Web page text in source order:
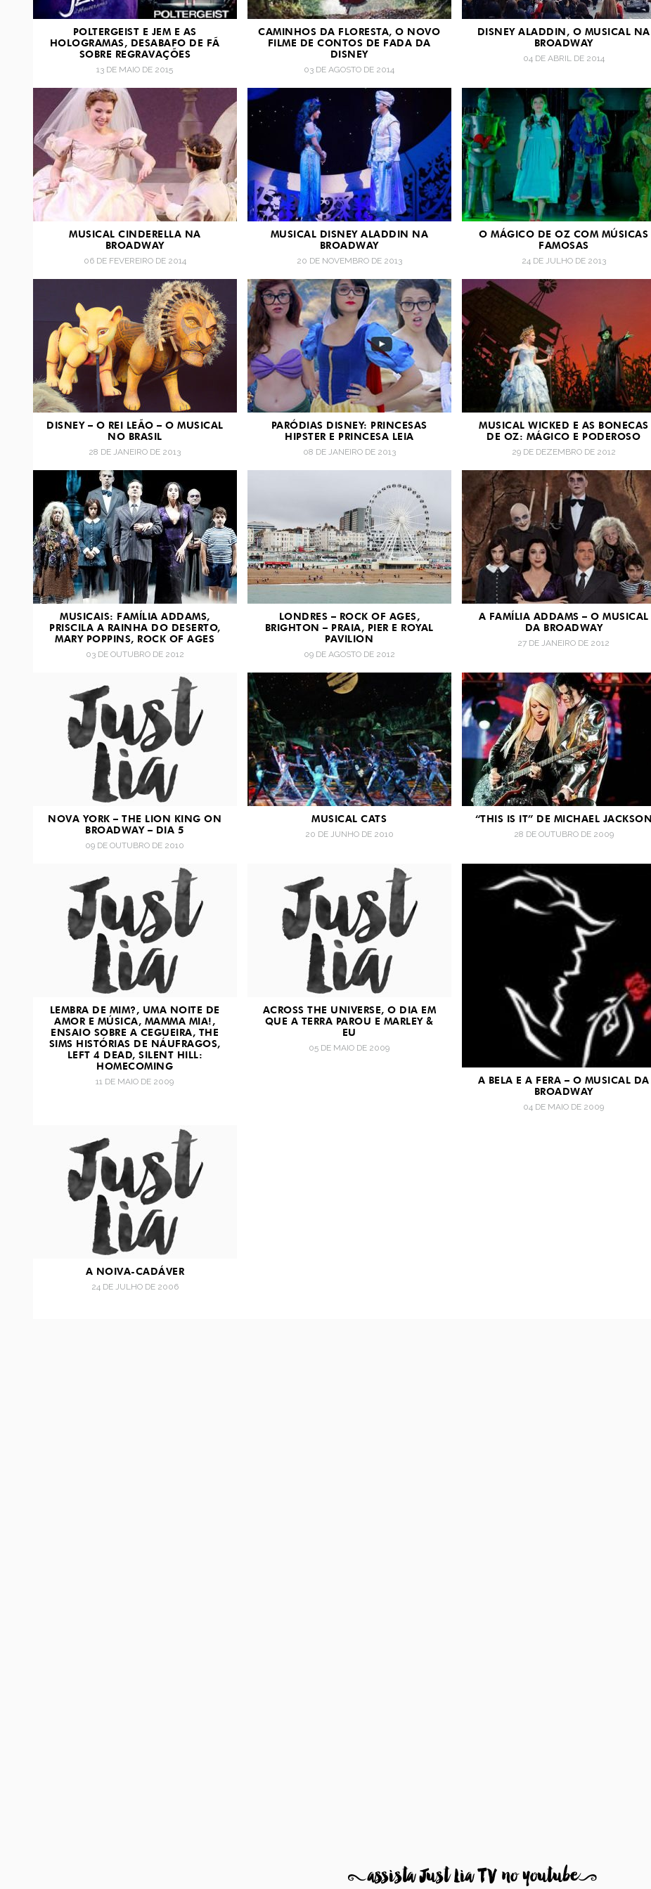
POLTERGEIST E JEM E AS
HOLOGRAMAS, DESABAFO DE FÃ
SOBRE REGRAVAÇÕES
13 DE MAIO DE 2015
CAMINHOS DA FLORESTA, O NOVO
FILME DE CONTOS DE FADA DA
DISNEY
03 DE AGOSTO DE 2014
DISNEY ALADDIN, O MUSICAL NA
BROADWAY
04 DE ABRIL DE 2014
MUSICAL CINDERELLA NA
BROADWAY
06 DE FEVEREIRO DE 2014
MUSICAL DISNEY ALADDIN NA
BROADWAY
20 DE NOVEMBRO DE 2013
O MÁGICO DE OZ COM MÚSICAS
FAMOSAS
24 DE JULHO DE 2013
DISNEY – O REI LEÃO – O MUSICAL
NO BRASIL
28 DE JANEIRO DE 2013
PARÓDIAS DISNEY: PRINCESAS
HIPSTER E PRINCESA LEIA
08 DE JANEIRO DE 2013
MUSICAL WICKED E AS BONECAS
DE OZ: MÁGICO E PODEROSO
29 DE DEZEMBRO DE 2012
MUSICAIS: FAMÍLIA ADDAMS,
PRISCILA A RAINHA DO DESERTO,
MARY POPPINS, ROCK OF AGES
03 DE OUTUBRO DE 2012
LONDRES – ROCK OF AGES,
BRIGHTON – PRAIA, PIER E ROYAL
PAVILION
09 DE AGOSTO DE 2012
A FAMÍLIA ADDAMS – O MUSICAL
DA BROADWAY
27 DE JANEIRO DE 2012
NOVA YORK – THE LION KING ON
BROADWAY – DIA 5
09 DE OUTUBRO DE 2010
MUSICAL CATS
20 DE JUNHO DE 2010
“THIS IS IT” DE MICHAEL JACKSON
28 DE OUTUBRO DE 2009
LEMBRA DE MIM?, UMA NOITE DE
AMOR E MÚSICA, MAMMA MIA!,
ENSAIO SOBRE A CEGUEIRA, THE
SIMS HISTÓRIAS DE NÁUFRAGOS,
LEFT 4 DEAD, SILENT HILL:
HOMECOMING
11 DE MAIO DE 2009
ACROSS THE UNIVERSE, O DIA EM
QUE A TERRA PAROU E MARLEY &
EU
05 DE MAIO DE 2009
A BELA E A FERA – O MUSICAL DA
BROADWAY
04 DE MAIO DE 2009
A NOIVA-CADÁVER
24 DE JULHO DE 2006
8assista Just Lia TV no youtube9